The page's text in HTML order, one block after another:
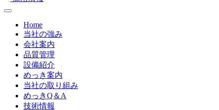
Home
当社の強み
会社案内
品質管理
設備紹介
めっき案内
当社の取り組み
めっきQ＆A
技術情報